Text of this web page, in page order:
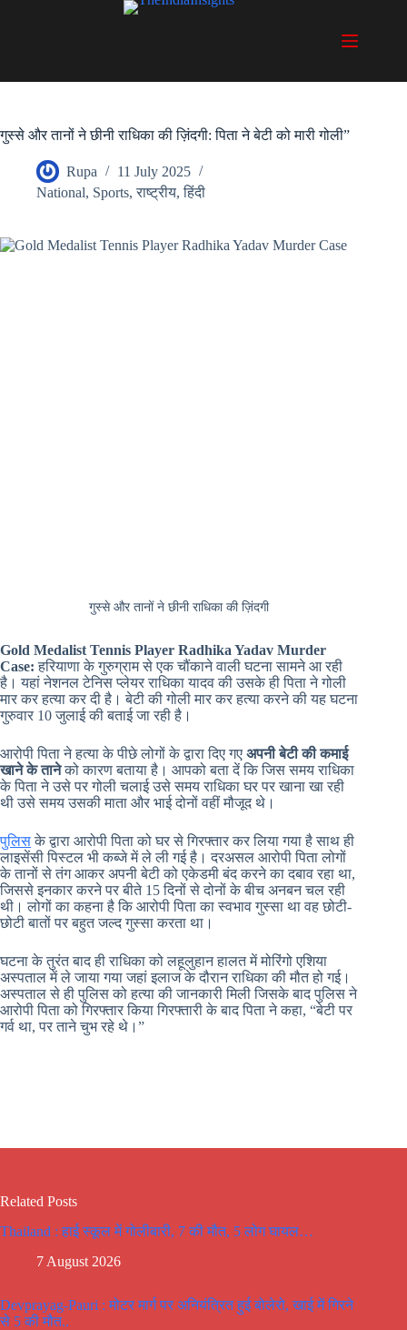
गुस्से और तानों ने छीनी राधिका की ज़िंदगी: पिता ने बेटी को मारी गोली”
Rupa
11 July 2025
National, Sports,राष्ट्रीय,हिंदी
गुस्से और तानों ने छीनी राधिका की ज़िंदगी
Gold Medalist Tennis Player Radhika Yadav Murder
Case: हरियाणा के गुरुग्राम से एक चौंकाने वाली घटना सामने आ रही
है। यहां नेशनल टेनिस प्लेयर राधिका यादव की उसके ही पिता ने गोली
मार कर हत्या कर दी है। बेटी की गोली मार कर हत्या करने की यह घटना
गुरुवार 10 जुलाई की बताई जा रही है।
आरोपी पिता ने हत्या के पीछे लोगों के द्वारा दिए गए अपनी बेटी की कमाई
खाने के तानेको कारण बताया है। आपको बता दें कि जिस समय राधिका
के पिता ने उसे पर गोली चलाई उसे समय राधिका घर पर खाना खा रही
थी उसे समय उसकी माता और भाई दोनों वहीं मौजूद थे।
पुलिसके द्वारा आरोपी पिता को घर से गिरफ्तार कर लिया गया है साथ ही
लाइसेंसी पिस्टल भी कब्जे में ले ली गई है। दरअसल आरोपी पिता लोगों
के तानों से तंग आकर अपनी बेटी को एकेडमी बंद करने का दबाव रहा था,
जिससे इनकार करने पर बीते 15 दिनों से दोनों के बीच अनबन चल रही
थी। लोगों का कहना है कि आरोपी पिता का स्वभाव गुस्सा था वह छोटी-
छोटी बातों पर बहुत जल्द गुस्सा करता था।
घटना के तुरंत बाद ही राधिका को लहूलुहान हालत में मोरिंगो एशिया
अस्पताल में ले जाया गया जहां इलाज के दौरान राधिका की मौत हो गई।
अस्पताल से ही पुलिस को हत्या की जानकारी मिली जिसके बाद पुलिस ने
आरोपी पिता को गिरफ्तार किया गिरफ्तारी के बाद पिता ने कहा, “बेटी पर
गर्व था, पर ताने चुभ रहे थे।”
Related Posts
Thailand : हाई स्कूल में गोलीबारी, 7 की मौत, 5 लोग घायल…
7 August 2026
Devprayag-Pauri : मोटर मार्ग पर अनियंत्रित हुई बोलेरो, खाई में गिरने
से 5 की मौत..